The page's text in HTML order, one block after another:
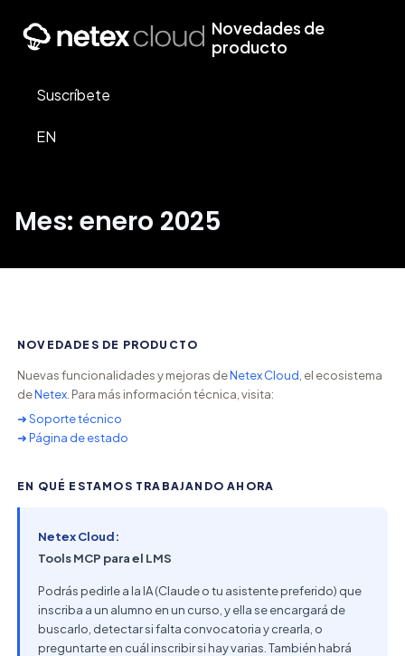
Novedades de
producto
Suscríbete
EN
Mes: enero 2025
NOVEDADES DE PRODUCTO
Nuevas funcionalidades y mejoras deNetex Cloud , el ecosistema
deNetex. Para más información técnica, visita:
➜ Soporte técnico
➜ Página de estado
EN QUÉ ESTAMOS TRABAJANDO AHORA
Netex Cloud:
Tools MCP para el LMS
Podrás pedirle a la IA (Claude o tu asistente preferido) que
inscriba a un alumno en un curso, y ella se encargará de
buscarlo, detectar si falta convocatoria y crearla, o
preguntarte en cuál inscribir si hay varias. También habrá